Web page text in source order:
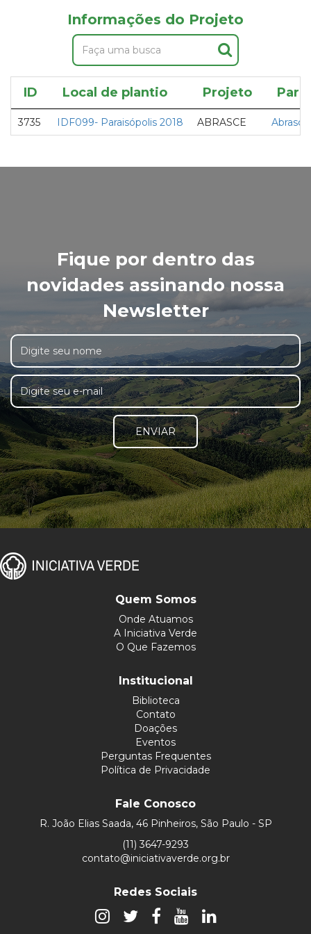
Informações do Projeto
ID Local de plantio Projeto
3735 IDF099- Paraisópolis 2018 ABRASCE Abrasce
Fique por dentro das
novidades assinando nossa
Newsletter
ENVIAR
Quem Somos
Onde Atuamos
A Iniciativa Verde
O Que Fazemos
Institucional
Biblioteca
Contato
Doações
Eventos
Perguntas Frequentes
Política de Privacidade
Fale Conosco
R. João Elias Saada, 46 Pinheiros, São Paulo - SP
(11) 3647-9293
contato@iniciativaverde.org.br
Redes Sociais